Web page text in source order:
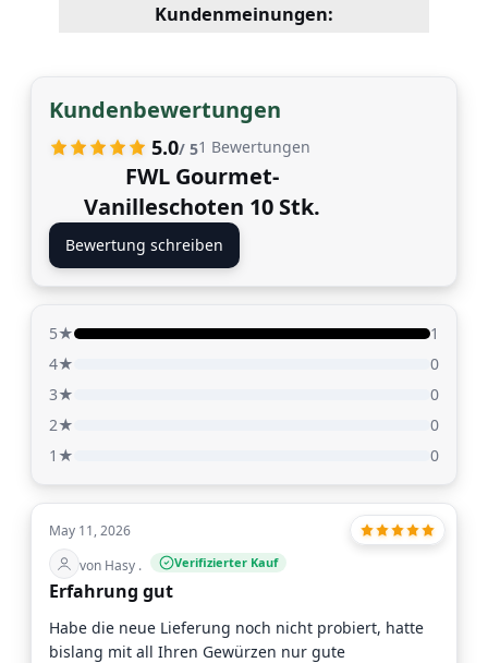
Kundenmeinungen:
Kundenbewertungen
5.0/ 51 Bewertungen
FWL Gourmet-
Vanilleschoten 10 Stk.
Bewertung schreiben
5★
1
4★
0
3★
0
2★
0
1★
0
May 11, 2026
von Hasy .
Verifizierter Kauf
Erfahrung gut
Habe die neue Lieferung noch nicht probiert, hatte
bislang mit all Ihren Gewürzen nur gute